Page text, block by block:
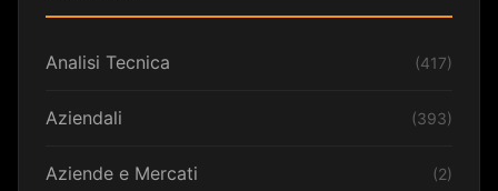
Analisi Tecnica (417)
Aziendali (393)
Aziende e Mercati (2)